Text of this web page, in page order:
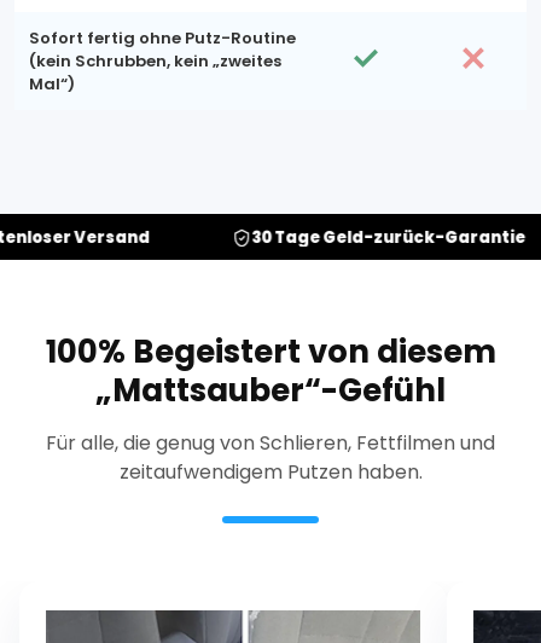
Sofort fertig ohne Putz-Routine
(kein Schrubben, kein „zweites
Mal“)
30 Tage Geld-zurück-Garantie
100% Begeistert von diesem
„Mattsauber“-Gefühl
Für alle, die genug von Schlieren, Fettfilmen und
zeitaufwendigem Putzen haben.